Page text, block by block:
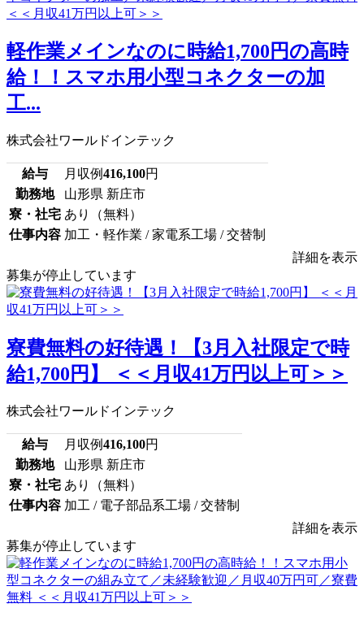
軽作業メインなのに時給1,700円の高時
給！！スマホ用小型コネクターの加
工...
株式会社ワールドインテック
給与 月収例416,100円
勤務地
山形県 新庄市
寮・社宅 あり（無料）
仕事内容 加工・軽作業 / 家電系工場 / 交替制
詳細を表示
募集が停止しています
寮費無料の好待遇！【3月入社限定で時
給1,700円】 ＜＜月収41万円以上可＞＞
株式会社ワールドインテック
給与 月収例416,100円
勤務地
山形県 新庄市
寮・社宅 あり（無料）
仕事内容 加工 / 電子部品系工場 / 交替制
詳細を表示
募集が停止しています